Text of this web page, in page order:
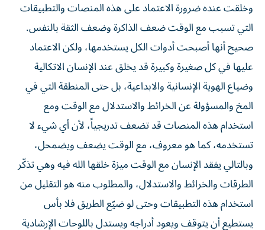
التي تسبب مع الوقت ضعف الذاكرة وضعف الثقة بالنفس.
صحيح أنها أصبحت أدوات الكل يستخدمها، ولكن الاعتماد
عليها في كل صغيرة وكبيرة قد يخلق عند الإنسان الاتكالية
وضياع الهوية الإنسانية والابداعية، بل حتى المنطقة التي في
المخ والمسؤولة عن الخرائط والاستدلال مع الوقت ومع
استخدام هذه المنصات قد تضعف تدريجياً، لأن أي شيء لا
تستخدمه، كما هو معروف، مع الوقت يضعف ويضمحل،
وبالتالي يفقد الإنسان مع الوقت ميزة خلقها الله فيه وهي تذكّر
الطرقات والخرائط والاستدلال، والمطلوب منه هو التقليل من
استخدام هذه التطبيقات وحتى لو ضيّع الطريق فلا بأس
يستطيع أن يتوقف ويعود أدراجه ويستدل باللوحات الإرشادية